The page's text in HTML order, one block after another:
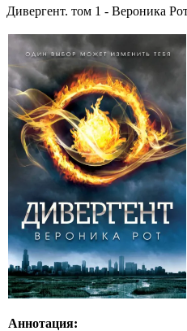
Дивергент. том 1 - Вероника
Аннотация: